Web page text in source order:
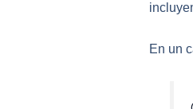
En un